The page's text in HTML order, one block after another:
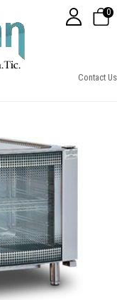
Contact Us
0